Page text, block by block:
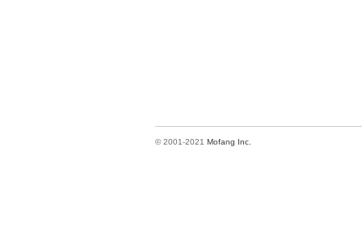
© 2001-2021 Mofang Inc.